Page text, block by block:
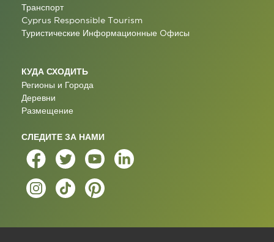
Транспорт
Cyprus Responsible Tourism
Туристические Информационные Oфисы
КУДА СХОДИТЬ
Регионы и Города
Деревни
Размещение
СЛЕДИТЕ ЗА НАМИ